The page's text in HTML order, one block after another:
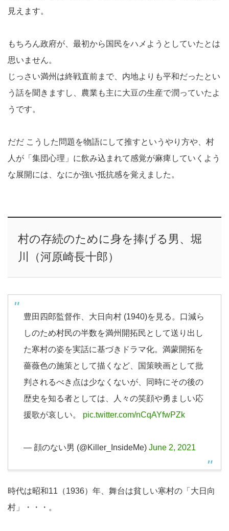
見えます。
もちろん政府が、最初から国民をハメようとしていたとは
思いません。
じっさい満州は終戦直前まで、内地よりも平和だったとい
う話を聞きますし、農業も主に大豆の生産で潤っていたよ
うです。
だだ こうした問題を物語にして推すというやり方や、村
人が「集団心理」に飲み込まれて感覚が麻痺していくよう
な展開には、なにか強い抵抗感を覚えました。
村の存続のために身を捧げる男、堀
川（河原崎長十郎）
豊田四郎監督作、大日向村 (1940)を見る。口減ら
しのため村民の半数を満州開拓民として送り出し
た寒村の姿を実話に基づきドラマ化。満蒙開拓を
薔薇色の施策として描くなど、国策映画として批
判されるべき点は少なくないが、同時にその後の
歴史を知る者としては、人々の笑顔や勇ましい応
援歌が哀しい。 pic.twitter.com/nCqAYfwPZk
— 顔のない男 (@Killer_InsideMe) June 2, 2021
時代は昭和11（1936）年、舞台は貧しい寒村の「大日向
村」・・・。